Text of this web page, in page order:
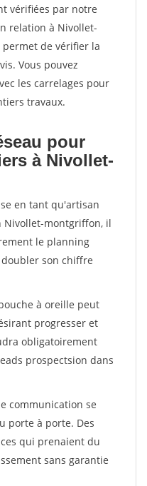
vérifiées par notre
relation à Nivollet-
de vérifier la
Vous pouvez
les carrelages pour
travaux.
pour
à Nivollet-
en tant qu'artisan
Nivollet-montgriffon, il
le planning
son chiffre
à oreille peut
progresser et
obligatoirement
prospectsion dans
communication se
porte à porte. Des
qui prenaient du
sans garantie